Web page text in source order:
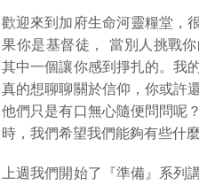
歡迎來到加府生命河靈糧堂，
果你是基督徒， 當別人挑戰
其中一個讓你感到掙扎的。我
真的想聊聊關於信仰，你或許
他們只是有口無心隨便問問呢
時，我們希望我們能夠有些什
上週我們開始了『準備』系列